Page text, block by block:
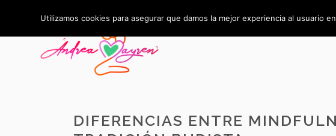
DIFERENCIAS ENTRE
Utilizamos cookies para asegurar que damos la mejor experiencia al usuario